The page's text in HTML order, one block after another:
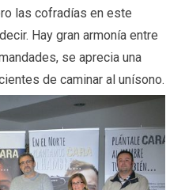
las cofradías en este
Hay gran armonía entre
se aprecia una
de caminar al unísono.